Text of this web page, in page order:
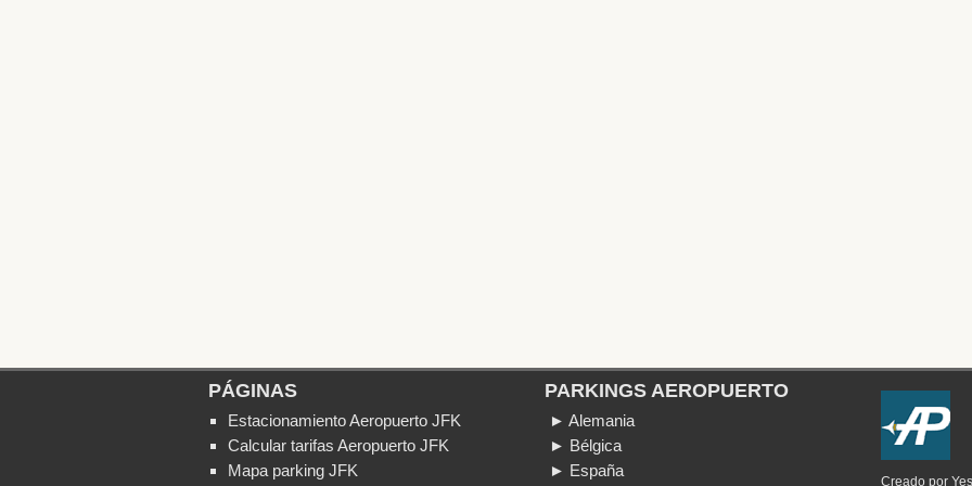
PÁGINAS
Estacionamiento Aeropuerto JFK
Calcular tarifas Aeropuerto JFK
Mapa parking JFK
PARKINGS AEROPUERTO
► Alemania
► Bélgica
► España
Creado por